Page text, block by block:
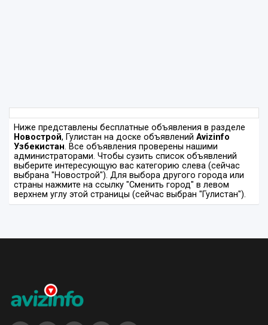
Ниже представлены бесплатные объявления в разделе
Новострой, Гулистан на доске объявлений Avizinfo
Узбекистан. Все объявления проверены нашими
администраторами. Чтобы сузить список объявлений
выберите интересующую вас категорию слева (сейчас
выбрана "Новострой"). Для выбора другого города или
страны нажмите на ссылку "Сменить город" в левом
верхнем углу этой страницы (сейчас выбран "Гулистан").